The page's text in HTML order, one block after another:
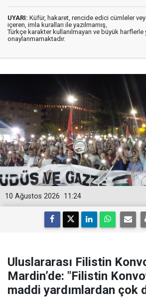
UYARI: Küfür, hakaret, rencide edici cümleler
içeren, imla kuralları ile yazılmamış,
Türkçe karakter kullanılmayan ve büyük harflerle
onaylanmamaktadır.
11:24
10 Ağustos 2026
Uluslararası Filistin
Mardin’de: "Filistin
maddi yardımlardan çok